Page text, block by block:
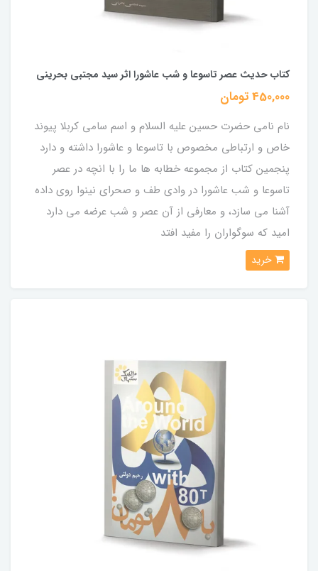
کتاب حدیث عصر تاسوعا و شب عاشورا اثر سید مجتبی بحرینی
450,000 تومان
نام نامی حضرت حسین علیه السلام و اسم سامی کربلا پیوند
خاص و ارتباطی مخصوص با تاسوعا و عاشورا داشته و دارد
پنجمین کتاب از مجموعه خطابه ها ما را با انچه در عصر
تاسوعا و شب عاشورا در وادی طف و صحرای نینوا روی داده
آشنا می سازد، و معارفی از آن عصر و شب عرضه می دارد
امید که سوگواران را مفید افتد